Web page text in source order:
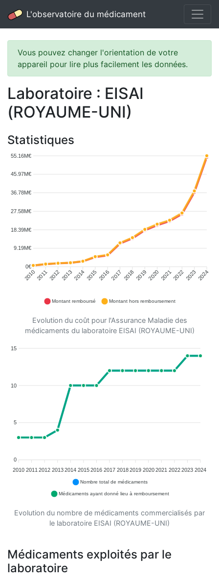
L'observatoire du médicament
Vous pouvez changer l'orientation de votre
appareil pour lire plus facilement les données.
Laboratoire : EISAI
(ROYAUME-UNI)
Statistiques
55.16M€
45.97M€
36.78M€
27.58M€
18.39M€
9.19M€
0€
201020112012201320142015 20162017 2018 20192020 202120222023 2024
Montant remboursé Montant hors remboursement
Evolution du coût pour l'Assurance Maladie des
médicaments du laboratoire EISAI (ROYAUME-UNI)
15
10
5
0
2010 2011 2012 2013 2014 2015 2016 2017 2018 2019 2020 2021 2022 2023 2024
Nombre total de médicaments
Médicaments ayant donné lieu à remboursement
Evolution du nombre de médicaments commercialisés par
le laboratoire EISAI (ROYAUME-UNI)
Médicaments exploités par le
laboratoire